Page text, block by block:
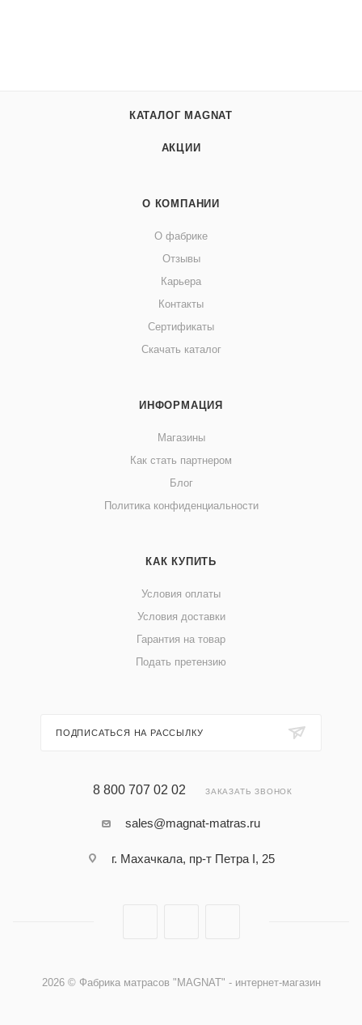
КАТАЛОГ MAGNAT
АКЦИИ
О КОМПАНИИ
О фабрике
Отзывы
Карьера
Контакты
Сертификаты
Скачать каталог
ИНФОРМАЦИЯ
Магазины
Как стать партнером
Блог
Политика конфиденциальности
КАК КУПИТЬ
Условия оплаты
Условия доставки
Гарантия на товар
Подать претензию
ПОДПИСАТЬСЯ НА РАССЫЛКУ
8 800 707 02 02 ЗАКАЗАТЬ ЗВОНОК
sales@magnat-matras.ru
г. Махачкала, пр-т Петра I, 25
2026 © Фабрика матрасов "MAGNAT" - интернет-магазин